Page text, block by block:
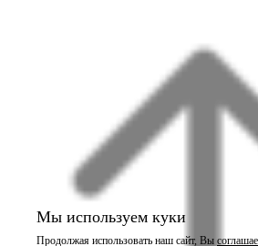
Мы используем куки
Продолжая использовать наш сайт, Вы